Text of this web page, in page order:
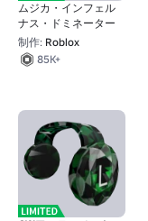
15K+
ムジカ・インフェル
ナス・ドミネーター
制作: Roblox
85K+